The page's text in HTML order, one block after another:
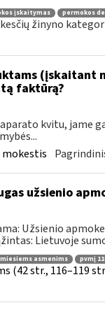
įskaitymas permokos
žinyno
(įskaitant
faktūrą?
kvitu, jame
užsienio
Užsienio
Lietuvoje
asmenims pvmį
(42 str., 116–119